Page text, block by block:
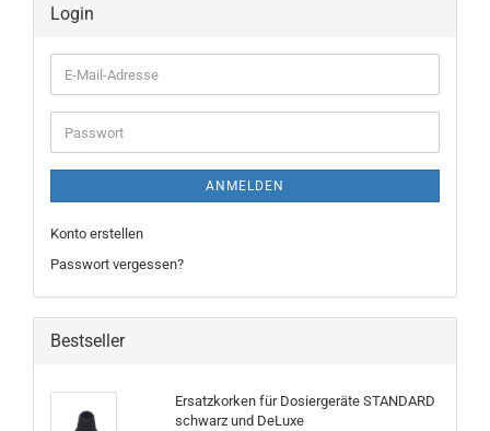
Login
E-
Mail-
Adresse
Passwort
ANMELDEN
Konto erstellen
Passwort vergessen?
Bestseller
Ersatzkorken für Dosiergeräte STANDARD
schwarz und DeLuxe